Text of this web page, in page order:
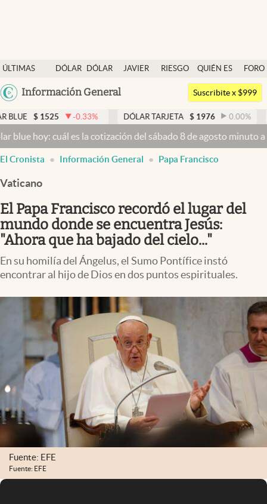
ÚLTIMAS
NOTICIAS
DÓLAR
DÓLAR
JAVIER
RIESGO
QUIÉN ES
QUIÉN
FORO
Argentina
México
Información General
Dólar
Members
Economía y Política
Finanzas y Mercados
Mercados Online
Negocios
Columnistas
Otras secciones
Apertura
Infotechnology
Clase
Mundial 2026
Eventos Corporativos
El Cronista Studio
Mediakit
abre en nueva pestaña
Argentina
Suscribite x $999
-0.33 % DÓLAR TARJETA $ 1976 0.00% DÓLAR MEP
es la cotización del sábado 8 de agosto minuto a minuto
El Cronista Información General Papa Francisco
Vaticano
El Papa Francisco recordó el lugar del
mundo donde se encuentra Jesús:
"Ahora que ha bajado del cielo..."
En su homilía del Ángelus, el Sumo Pontífice instó
encontrar al hijo de Dios en dos puntos espirituales.
Fuente: EFE
Fuente: EFE